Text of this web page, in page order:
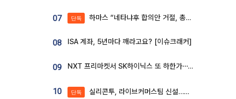
07 단독 하마스 “네타냐후 합의안 거절, 총선 앞두고 시간 끌기”
08 ISA 계좌, 5년마다 깨라고요? [이슈크래커]
09 NXT 프리마켓서 SK하이닉스 또 하한가⋯‘11주 거래’에 시초가 왜곡
10 단독 실리콘투, 라이브커머스팀 신설…K뷰티 ‘글로벌 판매망’ 확대[K뷰티 라방戰]